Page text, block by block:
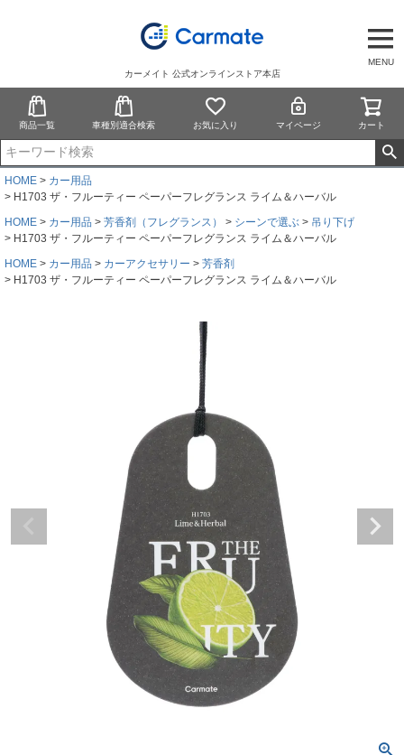
MENU
カーメイト 公式オンラインストア本店
商品一覧 車種別適合検索 お気に入り マイページ カート
HOME
カー用品
H1703 ザ・フルーティー ペーパーフレグランス ライム＆ハーバル
HOME
カー用品 芳香剤（フレグランス） シーンで選ぶ
吊り下げ
H1703 ザ・フルーティー ペーパーフレグランス ライム＆ハーバル
HOME
カー用品 カーアクセサリー
芳香剤
H1703 ザ・フルーティー ペーパーフレグランス ライム＆ハーバル